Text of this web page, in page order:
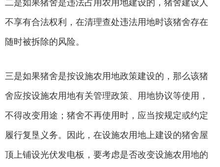
二是如果猪舍是违法占用农用地建设的，猪舍建设人
不享有合法权利，在清理查处违法用地时该猪舍存在
随时被拆除的风险。
三是如果猪舍是按设施农用地政策建设的，那么该猪
舍应按设施农用地有关管理政策、用地协议等使用，
不得改变用途；猪舍不再使用时，应当按规定或约定
履行复垦义务。因此，在设施农用地上建设的猪舍屋
顶上铺设光伏发电板，要考虑是否改变设施农用地的